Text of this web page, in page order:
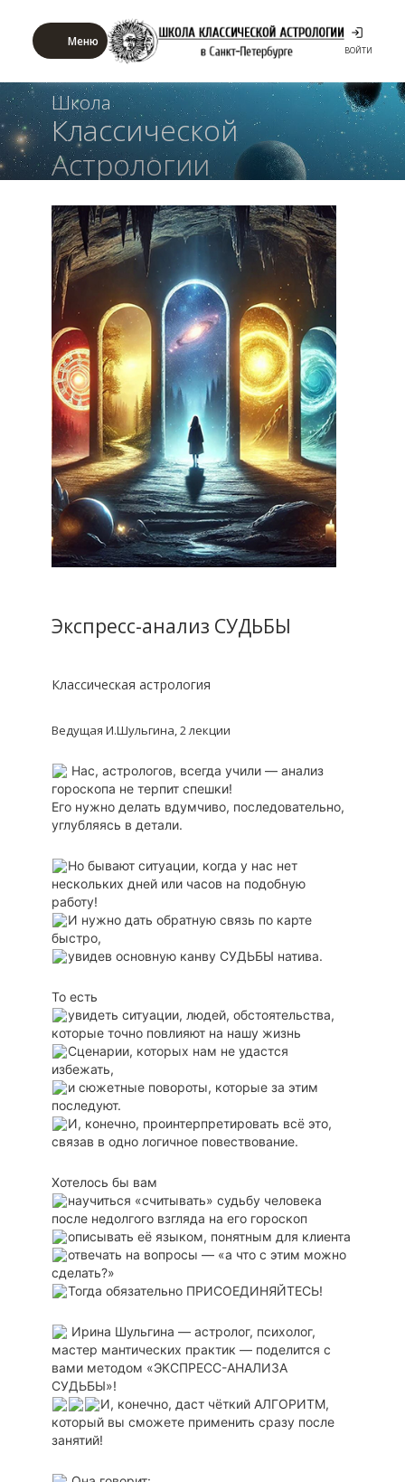
Меню
ВОЙТИ
Школа
Классической
Астрологии
Экспресс-анализ СУДЬБЫ
Классическая астрология
Ведущая И.Шульгина, 2 лекции
Нас, астрологов, всегда учили — анализ
гороскопа не терпит спешки!
Его нужно делать вдумчиво, последовательно,
углубляясь в детали.
Но бывают ситуации, когда у нас нет
нескольких дней или часов на подобную
работу!
И нужно дать обратную связь по карте
быстро,
увидев основную канву СУДЬБЫ натива.
То есть
увидеть ситуации, людей, обстоятельства,
которые точно повлияют на нашу жизнь
Сценарии, которых нам не удастся
избежать,
и сюжетные повороты, которые за этим
последуют.
И, конечно, проинтерпретировать всё это,
связав в одно логичное повествование.
Хотелось бы вам
научиться «считывать» судьбу человека
после недолгого взгляда на его гороскоп
описывать её языком, понятным для клиента
отвечать на вопросы — «а что с этим можно
сделать?»
Тогда обязательно ПРИСОЕДИНЯЙТЕСЬ!
Ирина Шульгина — астролог, психолог,
мастер мантических практик — поделится с
вами методом «ЭКСПРЕСС-АНАЛИЗА
СУДЬБЫ»!
И, конечно, даст чёткий АЛГОРИТМ,
который вы сможете применить сразу после
занятий!